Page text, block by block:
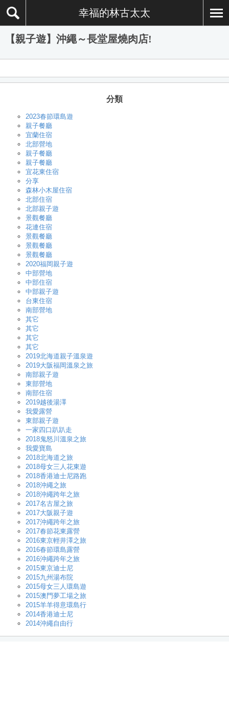
幸福的林古太太
【親子遊】沖繩～長堂屋燒肉店!
分類
2023春節環島遊
親子餐廳
宜蘭住宿
北部營地
親子餐廳
親子餐廳
宜花東住宿
分享
森林小木屋住宿
北部住宿
北部親子遊
景觀餐廳
花連住宿
景觀餐廳
景觀餐廳
景觀餐廳
2020福岡親子遊
中部營地
中部住宿
中部親子遊
台東住宿
南部營地
其它
其它
其它
其它
2019北海道親子溫泉遊
2019大阪福岡溫泉之旅
南部親子遊
東部營地
南部住宿
2019越後湯澤
我愛露營
東部親子遊
一家四口趴趴走
2018鬼怒川溫泉之旅
我愛寶島
2018北海道之旅
2018母女三人花東遊
2018香港迪士尼路跑
2018沖繩之旅
2018沖繩跨年之旅
2017名古屋之旅
2017大阪親子遊
2017沖繩跨年之旅
2017春節花東露營
2016東京輕井澤之旅
2016春節環島露營
2016沖繩跨年之旅
2015東京迪士尼
2015九州湯布院
2015母女三人環島遊
2015澳門夢工場之旅
2015羊羊得意環島行
2014香港迪士尼
2014沖繩自由行